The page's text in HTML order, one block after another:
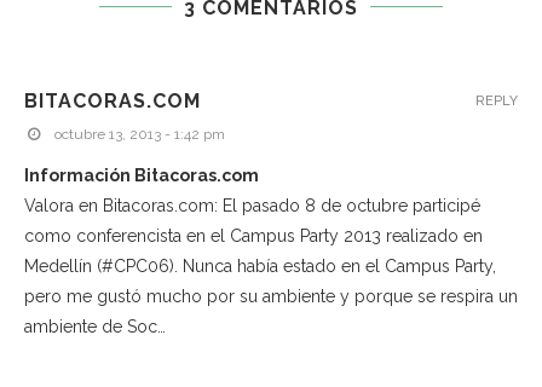
3 COMENTARIOS
BITACORAS.COM
octubre 13, 2013 - 1:42 pm
Información Bitacoras.com
Valora en Bitacoras.com: El pasado 8 de octubre participé
como conferencista en el Campus Party 2013 realizado en
Medellín (#CPC06). Nunca había estado en el Campus Party,
pero me gustó mucho por su ambiente y porque se respira un
ambiente de Soc…
REPLY